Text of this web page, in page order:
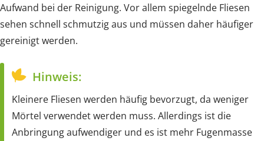
Aufwand bei der Reinigung. Vor allem spiegelnde Fliesen
sehen schnell schmutzig aus und müssen daher häufiger
gereinigt werden.
Hinweis:
Kleinere Fliesen werden häufig bevorzugt, da weniger
Mörtel verwendet werden muss. Allerdings ist die
Anbringung aufwendiger und es ist mehr Fugenmasse